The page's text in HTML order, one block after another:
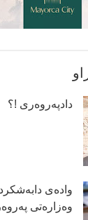
دادپەروەری !؟
وادەی
وەزارەتی